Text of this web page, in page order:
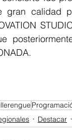
gran calidad
Destacar